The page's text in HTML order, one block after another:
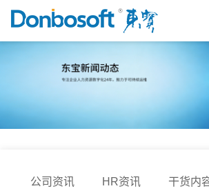
人才配置
医疗行业
客户案例
公司资讯 HR资讯 干货内